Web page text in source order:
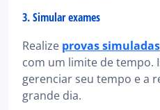
3. Simular exames
Realize provas simuladas
com um limite de tempo.
gerenciar seu tempo e a
grande dia.